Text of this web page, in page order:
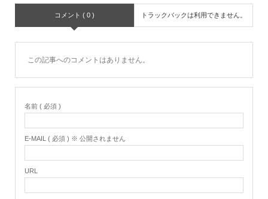
コメント ( 0 ) トラックバックは利用できません。
この記事へのコメントはありません。
名前 ( 必須 )
E-MAIL ( 必須 ) ※ 公開されません
URL